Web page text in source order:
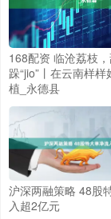
168配资 临沧荔枝
跺“jio”丨在云南样
植_永德县
沪深两融策略 48股
入超2亿元